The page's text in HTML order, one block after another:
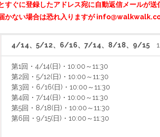
すぐに登録したアドレス宛に自動返信メールが送
かない場合は恐れ入りますが
4/14、5/12、6/16、7/14、8/18、9/15
第1回・4/14(日)・10:00～11:30
第2回・5/12(日)・10:00～11:30
第3回・6/16(日)・10:00～11:30
第4回・7/14(日)・10:00～11:30
第5回・8/18(日)・10:00～11:30
第6回・9/15(日)・10:00～11:30